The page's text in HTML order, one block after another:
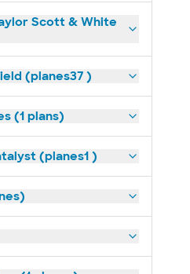
Scott & White
(planes37 )
(1 plans)
(planes1 )